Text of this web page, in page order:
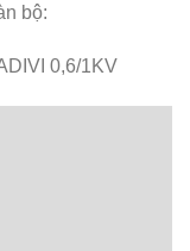
bộ:
0,6/1KV